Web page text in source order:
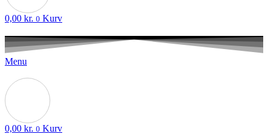
0,00 kr. 0 Kurv
Menu
0,00 kr. 0 Kurv